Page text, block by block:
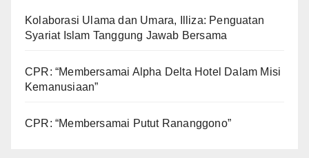
Kolaborasi Ulama dan Umara, Illiza: Penguatan
Syariat Islam Tanggung Jawab Bersama
CPR: “Membersamai Alpha Delta Hotel Dalam Misi
Kemanusiaan”
CPR: “Membersamai Putut Rananggono”